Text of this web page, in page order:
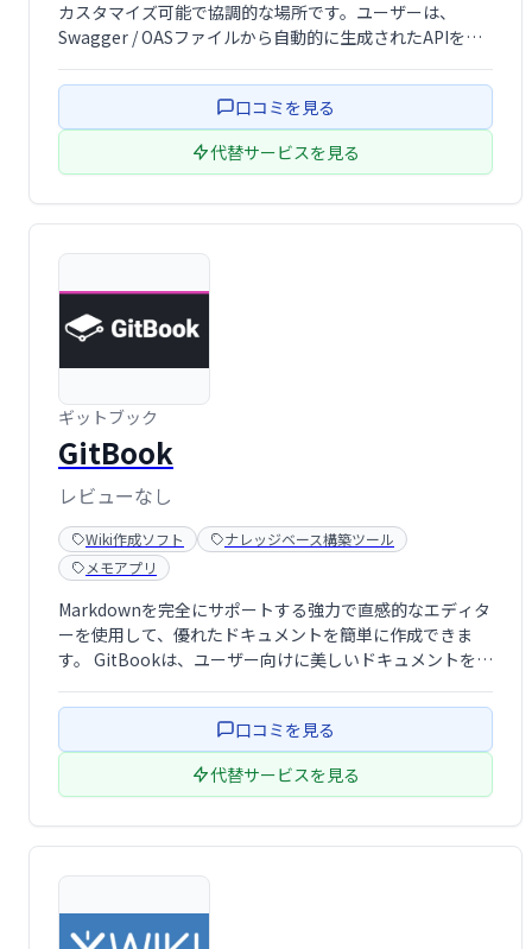
カスタマイズ可能で協調的な場所です。ユーザーは、
Swagger / OASファイルから自動的に生成されたAPIをド
ースプラットフォームとしても機能します。また、簡単な
バージョン管理と変更ログ …口コミを見る
代替サービスを見る
ギットブック
GitBook
レビューなし
Wiki作成ソフト
ナレッジベース構築ツール
メモアプリ
Markdownを完全にサポートする強力で直感的なエディタ
ーを使用して、優れたドキュメントを簡単に作成できま
す。 GitBookは、ユーザー向けに美しいドキュメントを公
を実現するのに役立ちます。
口コミを見る
代替サービスを見る